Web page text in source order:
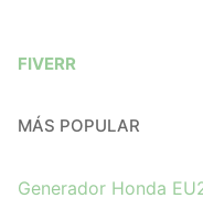
FIVERR
MÁS POPULAR
Generador Honda